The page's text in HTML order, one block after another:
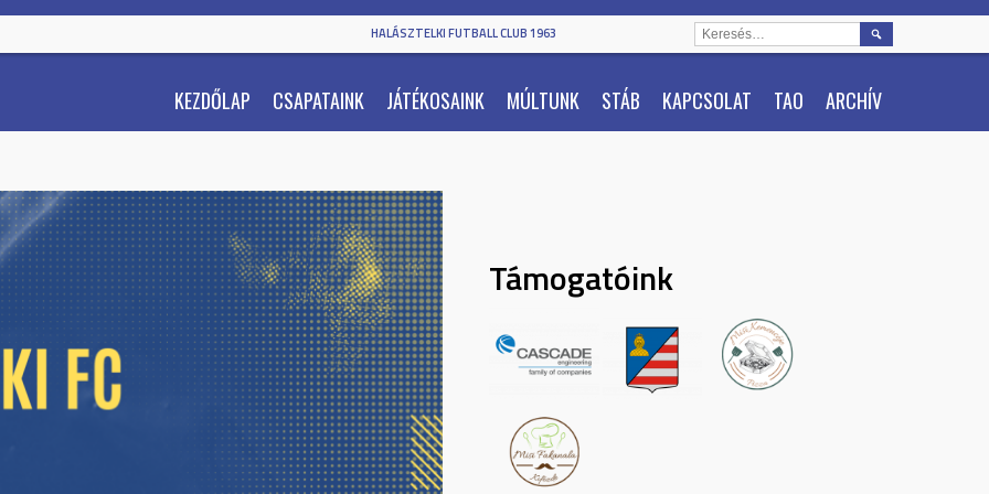
HALÁSZTELKI FUTBALL CLUB 1963
KEZDŐLAP CSAPATAINK JÁTÉKOSAINK MÚLTUNK STÁB KAPCSOLAT TAO ARCHÍV
KERESÉS:
Támogatóink